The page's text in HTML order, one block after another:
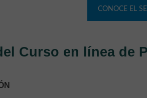
CONOCE EL
Curso en línea de